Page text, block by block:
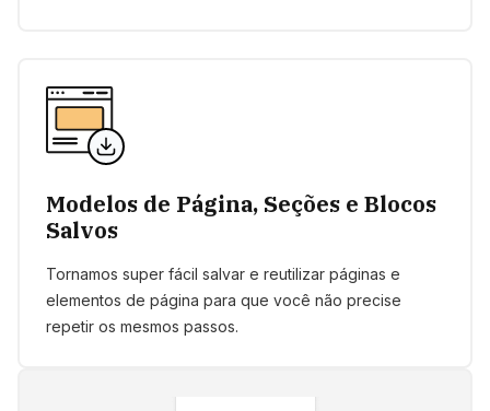
Modelos de Página, Seções e Blocos
Salvos
Tornamos super fácil salvar e reutilizar páginas e
elementos de página para que você não precise
repetir os mesmos passos.